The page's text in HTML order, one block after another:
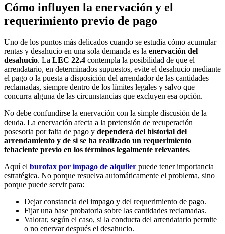
Cómo influyen la enervación y el
requerimiento previo de pago
Uno de los puntos más delicados cuando se estudia cómo acumular
rentas y desahucio en una sola demanda es la enervación del
desahucio. La LEC 22.4 contempla la posibilidad de que el
arrendatario, en determinados supuestos, evite el desahucio mediante
el pago o la puesta a disposición del arrendador de las cantidades
reclamadas, siempre dentro de los límites legales y salvo que
concurra alguna de las circunstancias que excluyen esa opción.
No debe confundirse la enervación con la simple discusión de la
deuda. La enervación afecta a la pretensión de recuperación
posesoria por falta de pago y dependerá del historial del
arrendamiento y de si se ha realizado un requerimiento
fehaciente previo en los términos legalmente relevantes.
Aquí el burofax por impago de alquiler puede tener importancia
estratégica. No porque resuelva automáticamente el problema, sino
porque puede servir para:
Dejar constancia del impago y del requerimiento de pago.
Fijar una base probatoria sobre las cantidades reclamadas.
Valorar, según el caso, si la conducta del arrendatario permite
o no enervar después el desahucio.